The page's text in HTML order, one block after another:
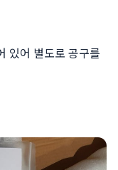
있어 별도로 공구를